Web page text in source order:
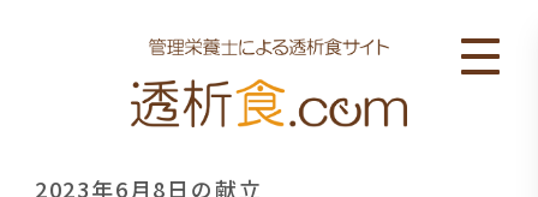
2023年6月8日の献立